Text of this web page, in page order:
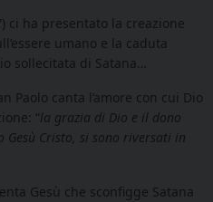
ci ha presentato la creazione
umano e la caduta
sollecitata di Satana…
Paolo canta l’amore con cui Dio
“la grazia di Dio e il dono
Gesù Cristo, si sono riversati in
Gesù che sconfigge Satana